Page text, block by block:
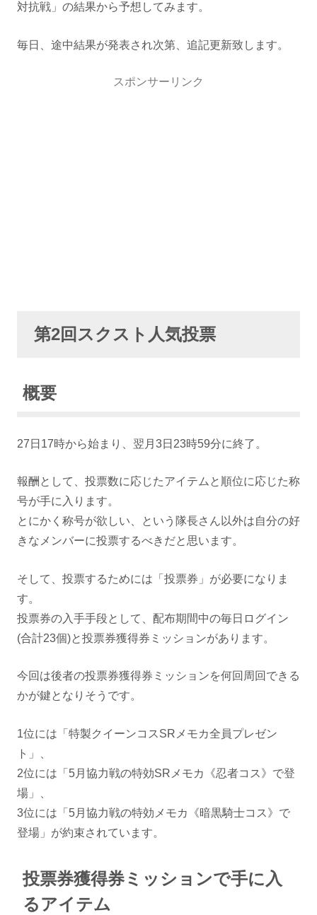
対抗戦」の結果から予想してみます。
毎日、途中結果が発表され次第、追記更新致します。
スポンサーリンク
第2回スクスト人気投票
概要
27日17時から始まり、翌月3日23時59分に終了。
報酬として、投票数に応じたアイテムと順位に応じた称
号が手に入ります。
とにかく称号が欲しい、という隊長さん以外は自分の好
きなメンバーに投票するべきだと思います。
そして、投票するためには「投票券」が必要になりま
す。
投票券の入手手段として、配布期間中の毎日ログイン
(合計23個)と投票券獲得券ミッションがあります。
今回は後者の投票券獲得券ミッションを何回周回できる
かが鍵となりそうです。
1位には「特製クイーンコスSRメモカ全員プレゼン
ト」、
2位には「5月協力戦の特効SRメモカ《忍者コス》で登
場」、
3位には「5月協力戦の特効メモカ《暗黒騎士コス》で
登場」が約束されています。
投票券獲得券ミッションで手に入
るアイテム